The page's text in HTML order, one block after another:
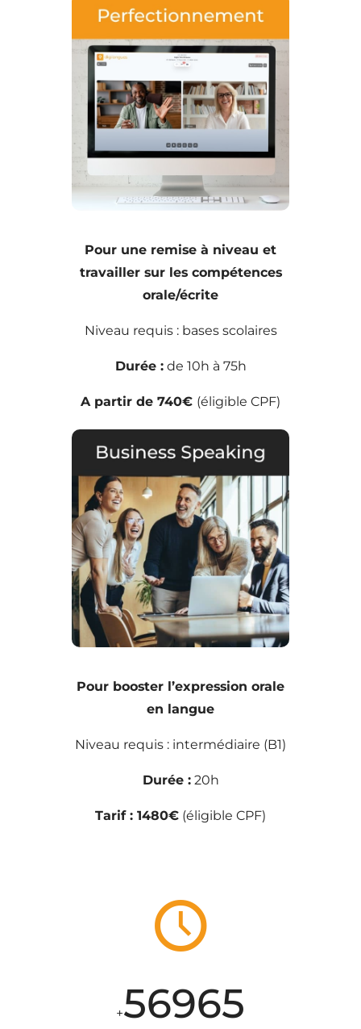
Pour une remise à niveau et
travailler sur les compétences
orale/écrite
Niveau requis : bases scolaires
Durée :de 10h à 75h
A partir de 740€ (éligible CPF)
Pour booster l’expression orale
en langue
Niveau requis : intermédiaire (B1)
Durée :20h
Tarif : 1480€ (éligible CPF)
+57825